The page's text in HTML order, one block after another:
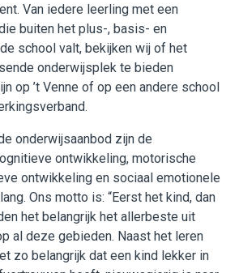
Van iedere leerling met een
buiten het plus-, basis- en
school valt, bekijken wij of het
onderwijsplek te bieden
op ’t Venne of op een andere school
onderwijsaanbod zijn de
ontwikkeling, motorische
ontwikkeling en sociaal emotionele
Ons motto is: “Eerst het kind, dan
het belangrijk het allerbeste uit
al deze gebieden. Naast het leren
zo belangrijk dat een kind lekker in